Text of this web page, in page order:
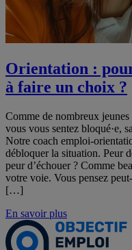
Orientation :
à faire un choix ?
Comme de nombreux
vous vous sentez bloqué·e,
Notre coach emploi-
débloquer la situation. Peur
peur d’échouer ? Comme
votre voie. Vous pensez
[…]
En savoir plus